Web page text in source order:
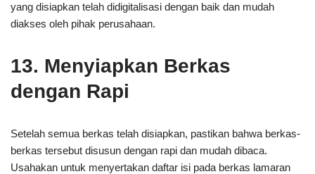
yang disiapkan telah didigitalisasi dengan baik dan mudah
diakses oleh pihak perusahaan.
13. Menyiapkan Berkas
dengan Rapi
Setelah semua berkas telah disiapkan, pastikan bahwa berkas-
berkas tersebut disusun dengan rapi dan mudah dibaca.
Usahakan untuk menyertakan daftar isi pada berkas lamaran